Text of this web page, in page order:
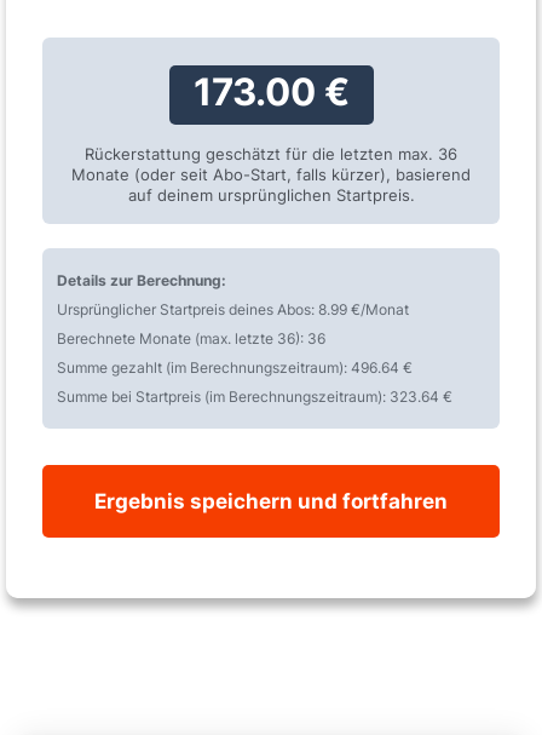
173.00 €
Rückerstattung geschätzt für die letzten max. 36
Monate (oder seit Abo-Start, falls kürzer), basierend
auf deinem ursprünglichen Startpreis.
Details zur Berechnung:
Ursprünglicher Startpreis deines Abos: 8.99 €/Monat
Berechnete Monate (max. letzte 36): 36
Summe gezahlt (im Berechnungszeitraum): 496.64 €
Summe bei Startpreis (im Berechnungszeitraum): 323.64 €
Ergebnis speichern und fortfahren